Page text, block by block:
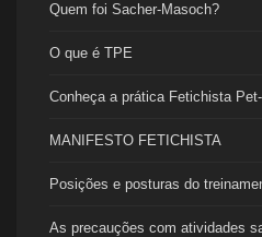
Quem foi Sacher-Masoch?
O que é TPE
Conheça a prática Fetichista
MANIFESTO FETICHISTA
Posições e posturas do
As precauções com atividades